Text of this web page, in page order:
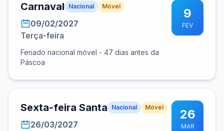
Carnaval Nacional Móvel
09/02/2027
Terça-feira
Feriado nacional móvel - 47 dias antes da
Páscoa
9
FEV
Sexta-feira Santa Nacional Móvel
26/03/2027
26
MAR